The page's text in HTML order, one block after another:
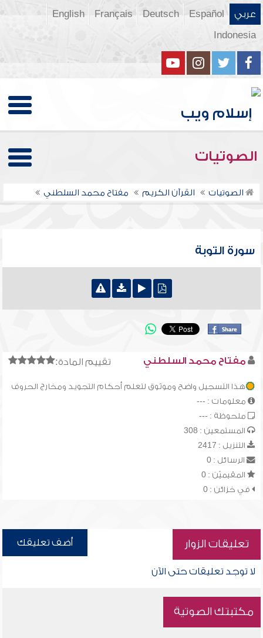
عربي Español
Deutsch
Français
English
Indonesia
الصوتيات
الصوتيات القرآن الكريم مفتاح محمد السلطني
سورة التوبة
تقييم المادة: مفتاح محمد السلطني
هذا التسجيل واضح وموثوق لتعلم أحكام التجويد ومخارج الحروف
معلومات : ---
ملحوظة : ---
المستمعين : 308
التنزيل : 2417
الرسائل : 0
المقيميّن : 0
في خزائن : 0
تعليقات الزوار أضف تعليقك
لا توجد تعليقات حتى الآن
مكتبتك الصوتية